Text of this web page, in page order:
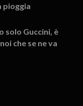
pioggia
solo Guccini, è
che se ne va